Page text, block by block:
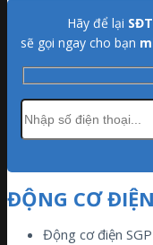
Hãy để lại
sẽ gọi ngay cho bạn
ĐỘNG CƠ
Động cơ điện SGP